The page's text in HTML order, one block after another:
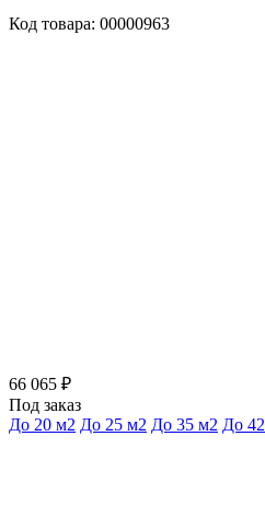
Код товара: 00000963
66 065 ₽
Под заказ
До 20 м2 До 25 м2 До 35 м2 До